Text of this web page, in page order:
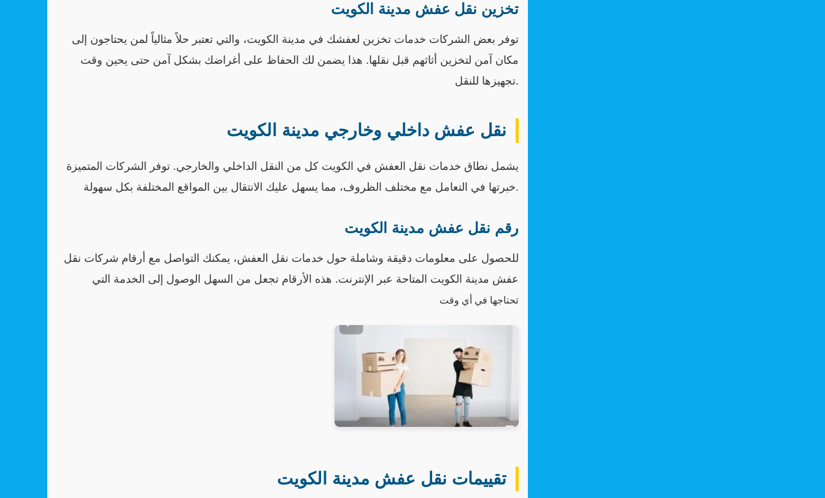
تخزين نقل عفش مدينة الكويت
توفر بعض الشركات خدمات تخزين لعفشك في مدينة الكويت، والتي تعتبر حلاً مثالياً لمن يحتاجون إلى
مكان آمن لتخزين أثاثهم قبل نقلها. هذا يضمن لك الحفاظ على أغراضك بشكل آمن حتى يحين وقت
تجهيزها للنقل.
نقل عفش داخلي وخارجي مدينة الكويت
يشمل نطاق خدمات نقل العفش في الكويت كل من النقل الداخلي والخارجي. توفر الشركات المتميزة
خبرتها في التعامل مع مختلف الظروف، مما يسهل عليك الانتقال بين المواقع المختلفة بكل سهولة.
رقم نقل عفش مدينة الكويت
للحصول على معلومات دقيقة وشاملة حول خدمات نقل العفش، يمكنك التواصل مع أرقام شركات نقل
عفش مدينة الكويت المتاحة عبر الإنترنت. هذه الأرقام تجعل من السهل الوصول إلى الخدمة التي
تحتاجها في أي وقت
تقييمات نقل عفش مدينة الكويت